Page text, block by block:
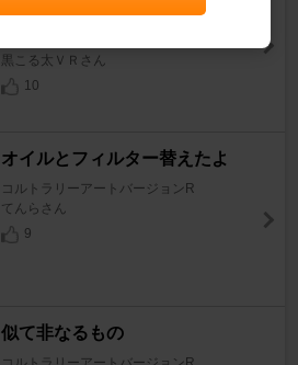
REVSPEC RS-02 215/45R16
黒こる太ＶＲさん
10
オイルとフィルター替えたよ
コルトラリーアートバージョンR
てんらさん
9
似て非なるもの